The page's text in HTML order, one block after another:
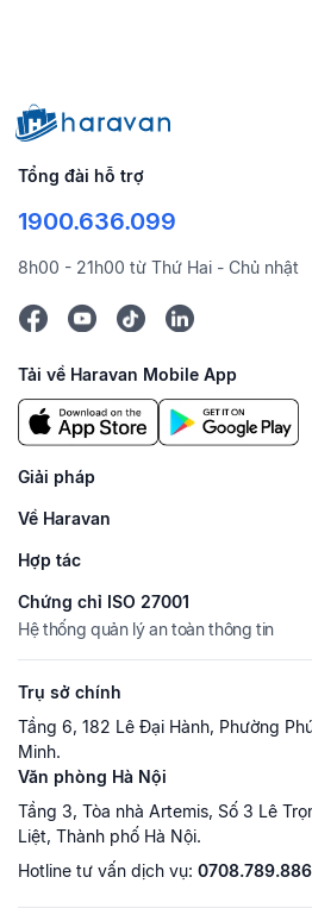
Tổng đài hỗ trợ
1900.636.099
8h00 - 21h00 từ Thứ Hai - Chủ nhật
Tải về Haravan Mobile App
Giải pháp
Về Haravan
Hợp tác
Chứng chỉ ISO 27001
Hệ thống quản lý an toàn thông tin
Trụ sở chính
Tầng 6, 182 Lê Đại Hành, Phường
Minh.
Văn phòng Hà Nội
Tầng 3, Tòa nhà Artemis, Số 3 Lê
Liệt, Thành phố Hà Nội.
Hotline tư vấn dịch vụ: 0708.789.886